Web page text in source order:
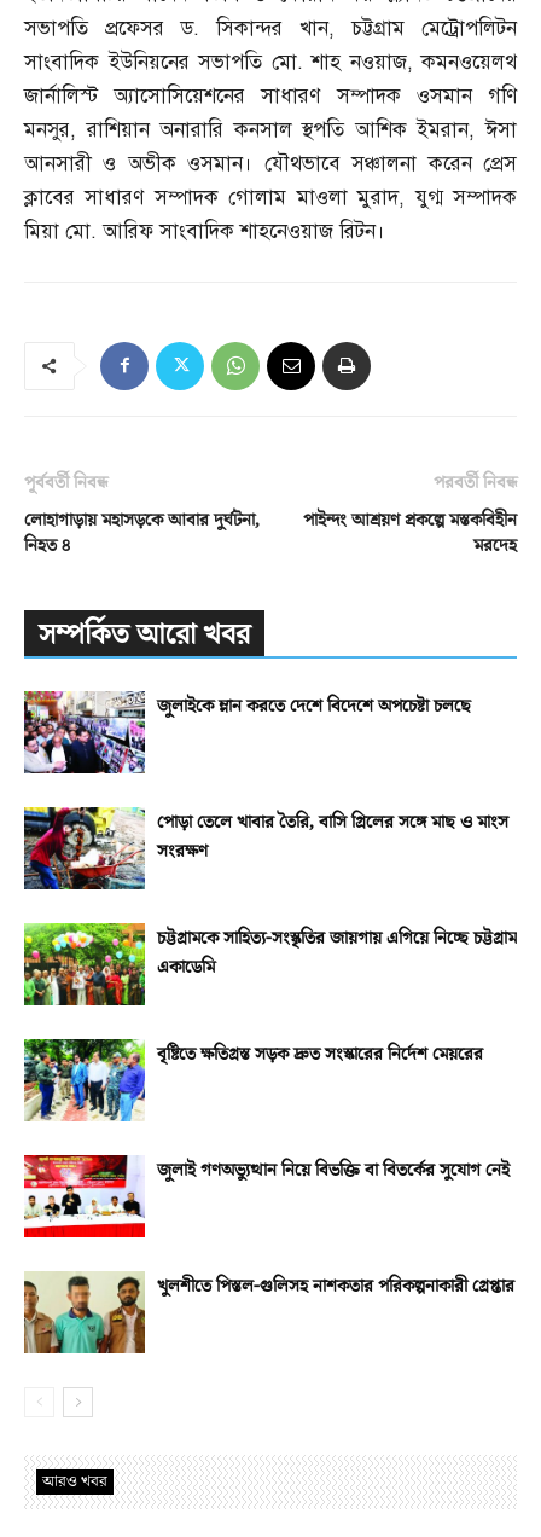
সভাপতি প্রফেসর ড.সিকান্দর খান,চট্টগ্রাম মেট্রোপলিটন
সাংবাদিক ইউনিয়নের সভাপতি মো.শাহ নওয়াজ,কমনওয়েলথ
জার্নালিস্ট অ্যাসোসিয়েশনের সাধারণ সম্পাদক ওসমান গণি
মনসুর,রাশিয়ান অনারারি কনসাল স্থপতি আশিক ইমরান,ঈসা
আনসারী ও অভীক ওসমান। যৌথভাবে সঞ্চালনা করেন প্রেস
ক্লাবের সাধারণ সম্পাদক গোলাম মাওলা মুরাদ,যুগ্ম সম্পাদক
মিয়া মো.আরিফ সাংবাদিক শাহনেওয়াজ রিটন।
পূর্ববর্তী নিবন্ধ
লোহাগাড়ায় মহাসড়কে আবার দুর্ঘটনা,
নিহত ৪
পরবর্তী নিবন্ধ
পাইন্দং আশ্রয়ণ প্রকল্পে মস্তকবিহীন
মরদেহ
সম্পর্কিত আরো খবর
জুলাইকে ম্লান করতে দেশে বিদেশে অপচেষ্টা চলছে
পোড়া তেলে খাবার তৈরি, বাসি গ্রিলের সঙ্গে মাছ ও মাংস
সংরক্ষণ
চট্টগ্রামকে সাহিত্য-সংস্কৃতির জায়গায় এগিয়ে নিচ্ছে চট্টগ্রাম
একাডেমি
বৃষ্টিতে ক্ষতিগ্রস্ত সড়ক দ্রুত সংস্কারের নির্দেশ মেয়রের
জুলাই গণঅভ্যুত্থান নিয়ে বিভক্তি বা বিতর্কের সুযোগ নেই
খুলশীতে পিস্তল-গুলিসহ নাশকতার পরিকল্পনাকারী গ্রেপ্তার
আরও খবর